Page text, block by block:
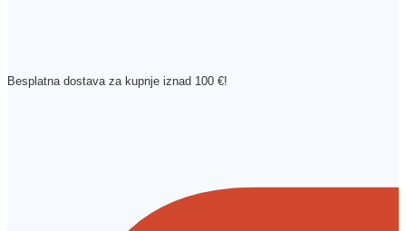
Besplatna dostava za kupnje iznad 100 €!